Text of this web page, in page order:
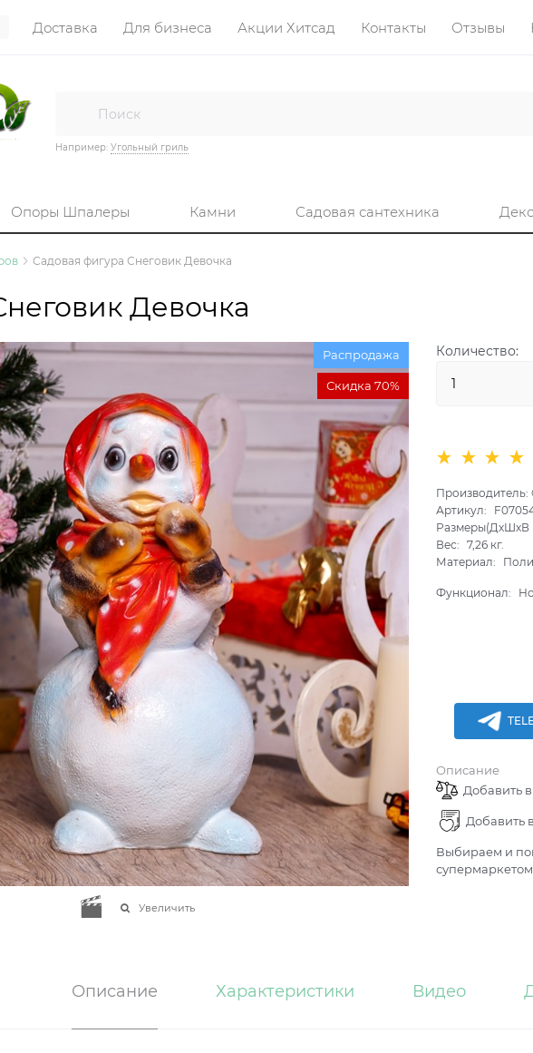
Доставка Для бизнеса Акции Хитсад Контакты Отзывы
Например: Угольный гриль
Опоры Шпалеры Камни Садовая сантехника
Садовая фигура Снеговик Девочка
Девочка
Распродажа
Скидка 70%
Увеличить
Количество:
Производитель:
Артикул:
Размеры(ДхШхВ
Вес:
7,26 кг.
Материал:
Функционал:
Описание
Добавить
Добавить
Выбираем и
супермаркетом
Описание Характеристики Видео